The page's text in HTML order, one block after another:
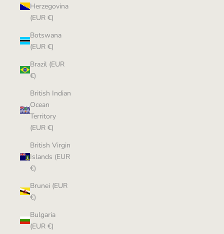
Herzegovina
(EUR €)
Botswana
(EUR €)
Brazil (EUR
€)
British Indian
Ocean
Territory
(EUR €)
British Virgin
Islands (EUR
€)
Brunei (EUR
€)
Bulgaria
(EUR €)